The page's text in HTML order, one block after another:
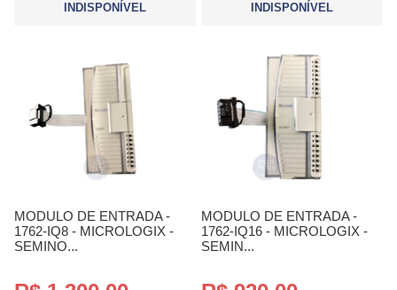
INDISPONÍVEL INDISPONÍVEL
MODULO DE ENTRADA -
1762-IQ8 - MICROLOGIX -
SEMINO...
MODULO DE ENTRADA -
1762-IQ16 - MICROLOGIX -
SEMIN...